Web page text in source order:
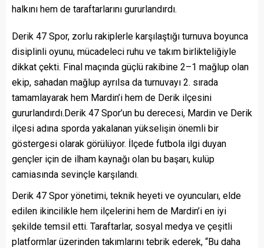
halkını hem de taraftarlarını gururlandırdı.
Derik 47 Spor, zorlu rakiplerle karşılaştığı turnuva boyunca
disiplinli oyunu, mücadeleci ruhu ve takım birlikteliğiyle
dikkat çekti. Final maçında güçlü rakibine 2–1 mağlup olan
ekip, sahadan mağlup ayrılsa da turnuvayı 2. sırada
tamamlayarak hem Mardin’i hem de Derik ilçesini
gururlandırdı.Derik 47 Spor’un bu derecesi, Mardin ve Derik
ilçesi adına sporda yakalanan yükselişin önemli bir
göstergesi olarak görülüyor. İlçede futbola ilgi duyan
gençler için de ilham kaynağı olan bu başarı, kulüp
camiasında sevinçle karşılandı.
Derik 47 Spor yönetimi, teknik heyeti ve oyuncuları, elde
edilen ikincilikle hem ilçelerini hem de Mardin’i en iyi
şekilde temsil etti. Taraftarlar, sosyal medya ve çeşitli
platformlar üzerinden takımlarını tebrik ederek, “Bu daha